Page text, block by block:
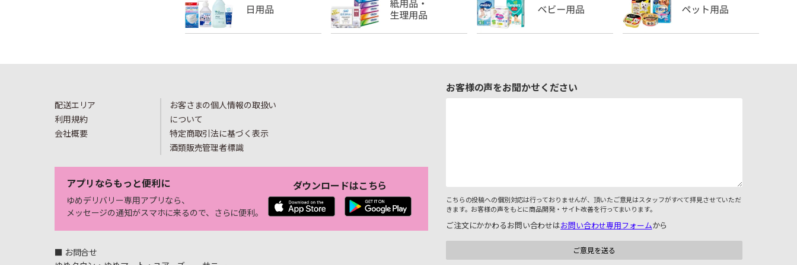
配送エリア
利用規約
会社概要
お客さまの個人情報の取扱い
について
特定商取引法に基づく表示
酒類販売管理者標識
アプリならもっと便利に
ゆめデリバリー専用アプリなら、
メッセージの通知がスマホに来るので、さらに便利。
ダウンロードはこちら
■ お問合せ
お客様の声をお聞かせください
こちらの投稿への個別対応は行っておりませんが、頂いたご意見はスタッフがすべて拝見させていただ
きます。お客様の声をもとに商品開発・サイト改善を行ってまいります。
ご注文にかかわるお問い合わせはお問い合わせ専用フォームから